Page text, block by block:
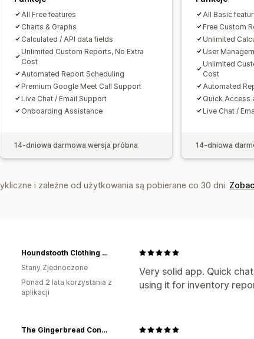
Mapowanie podatku od
Rozwiązanie błędu
All Free features
Charts & Graphs
Calculated / API data fields
Unlimited Custom Reports, No Extra
Cost
Automated Report Scheduling
Premium Google Meet Call Support
Live Chat / Email Support
Onboarding Assistance
14-dniowa darmowa wersja próbna
All Basic
Free Custom
Unlimited
User
Unlimited
Cost
Automated
Quick Access
Live Chat /
14-dniowa
i zależne od użytkowania są pobierane co 30 dni.
Very solid app. Quick
using it for inventory
Houndstooth Clothing Company
Stany Zjednoczone
Ponad 2 lata korzystania z
aplikacji
The Gingerbread Construction Co.